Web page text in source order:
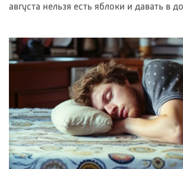
августа нельзя есть яблоки и давать в